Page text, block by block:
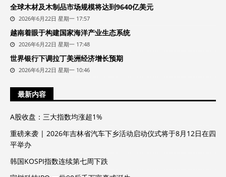
全球木材及木制品市场规模将达到9640亿美元
2026年6月22日 星期一 17:57
越南着眼于构建国家海洋产业生态系统
2026年6月22日 星期一 17:48
世界银行下调拉丁美洲经济增长预期
2026年6月22日 星期一 10:46
最新内容
A股收盘：三大指数均涨超1%
重磅来袭 | 2026年吉林省汽车下乡活动启动仪式将于8月12日在四
平举办
韩国KOSPI指数连续第七周下跌